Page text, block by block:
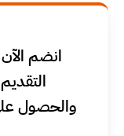
انضم
والحصول